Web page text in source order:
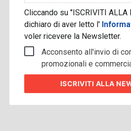
Cliccando su "ISCRIVITI ALLA
dichiaro di aver letto l'
voler ricevere la Newsletter.
Acconsento all'invio di
promozionali e
ISCRIVITI ALLA